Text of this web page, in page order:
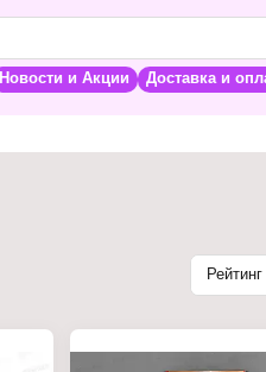
Новости и Акции Доставка и